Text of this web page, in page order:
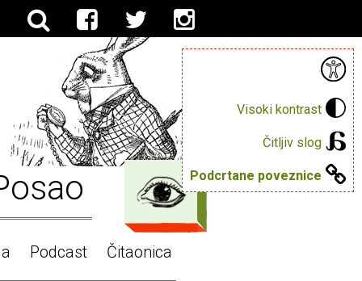
Visoki kontrast
Čitljiv slog
Podcrtane poveznice
Podcast Čitaonica